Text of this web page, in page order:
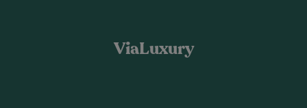
ViaLuxury